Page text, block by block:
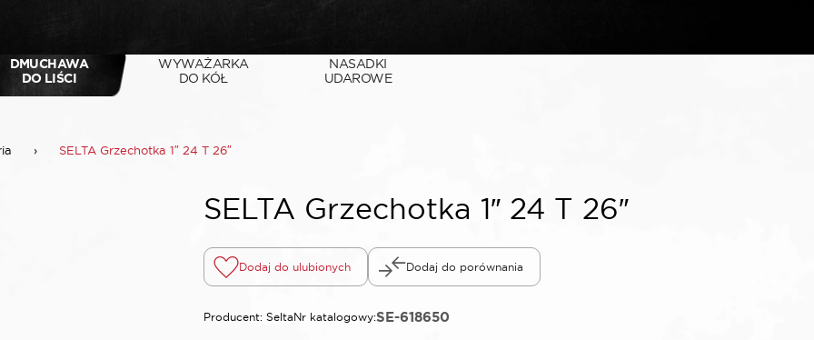
DMUCHAWA
DO LIŚCI
WYWAŻARKA
DO KÓŁ
NASADKI
UDAROWE
› SELTA Grzechotka 1″ 24 T 26″
SELTA Grzechotka 1″ 24 T 26″
Dodaj do ulubionych Dodaj do porównania
Producent: SeltaNr katalogowy:SE-618650